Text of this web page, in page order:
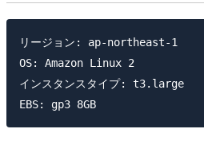
リージョン: ap-northeast-1
OS: Amazon Linux 2
インスタンスタイプ: t3.large